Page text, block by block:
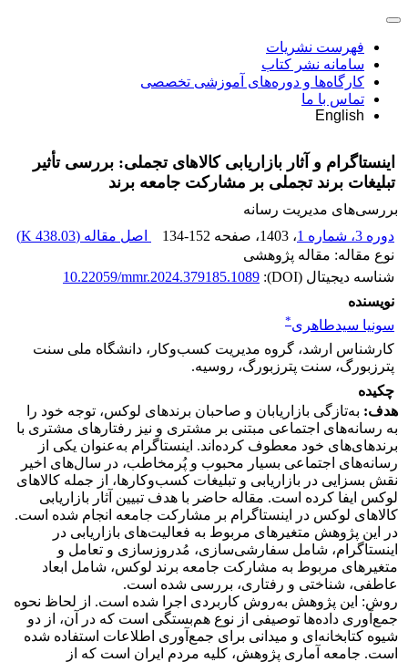
فهرست نشریات
سامانه نشر کتاب
کارگاه‌ها و دوره‌های آموزشی تخصصی
تماس با ما
English
اینستاگرام و آثار بازاریابی کالاهای تجملی: بررسی تأثیر
تبلیغات برند تجملی بر مشارکت جامعه برند
بررسی‌های مدیریت رسانه
دوره 3، شماره 1
، 1403 ، صفحه 134-152 اصل مقاله (438.03 K
)
نوع مقاله: مقاله پژوهشی
شناسه دیجیتال (DOI):
10.22059/mmr.2024.379185.1089
نویسنده
سونیا سیدطاهری*
کارشناس ارشد، گروه مدیریت کسب‌وکار، دانشگاه ملی سنت
پترزبورگ، سنت پترزبورگ، روسیه.
چکیده
هدف: به‌تازگی بازاریابان و صاحبان برندهای لوکس، توجه خود را
به رسانه‌های اجتماعی مبتنی بر مشتری و نیز رفتارهای مشتری با
برندهای‌های خود معطوف کرده‌اند. اینستاگرام به‌عنوان یکی از
رسانه‌های اجتماعی بسیار محبوب و پُرمخاطب، در سال‌های اخیر
نقش بسزایی در بازاریابی و تبلیغات کسب‌وکارها، از جمله کالاهای
لوکس ایفا کرده است. مقاله حاضر با هدف تبیین آثار بازاریابی
کالاهای لوکس در اینستاگرام بر مشارکت جامعه انجام شده است.
در این پژوهش متغیرهای مربوط به فعالیت‌های بازاریابی در
اینستاگرام، شامل سفارشی‌سازی، مُدروزسازی و تعامل و
متغیرهای مربوط به مشارکت جامعه برند لوکس، شامل ابعاد
عاطفی، شناختی و رفتاری، بررسی شده است.
روش: این پژوهش به‌روش کاربردی اجرا شده است. از لحاظ نحوه
جمع‌آوری داده‌ها توصیفی از نوع هم‌بستگی است که در آن، از دو
شیوه کتابخانه‌ای و میدانی برای جمع‌آوری اطلاعات استفاده شده
است. جامعه آماری پژوهش، کلیه مردم ایران است که از